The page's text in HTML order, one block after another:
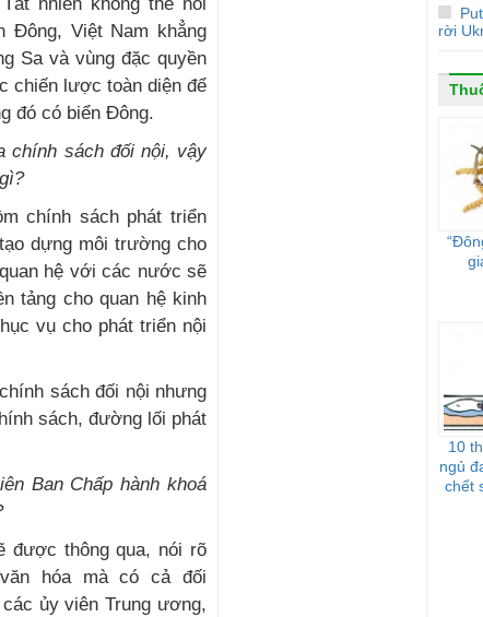
Đông, Việt Nam khẳng
Sa và vùng đặc quyền
chiến lược toàn diện để
đó có biển Đông.
chính sách đối nội, vậy
chính sách phát triển
dựng môi trường cho
hệ với các nước sẽ
tảng cho quan hệ kinh
vụ cho phát triển nội
sách đối nội nhưng
sách, đường lối phát
Ban Chấp hành khoá
thông qua, nói rõ
hóa mà có cả đối
ủy viên Trung ương,
rời
10
ngủ
chết